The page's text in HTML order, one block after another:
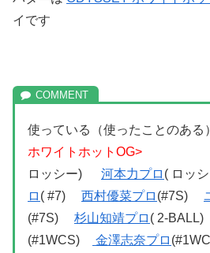
イです
使っている（使ったことのある
ホワイトホット
ロッシー) 河本力プロ ( ロッ
ロ ( #7) 西村優菜プロ (#7S)
(#7S) 杉山知靖プロ ( 2-
(#1WCS)
金澤志奈プロ